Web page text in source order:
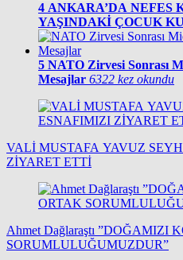
4 ANKARA’DA NEFES
YAŞINDAKİ ÇOCUK
5 NATO Zirvesi Sonrası
Mesajlar 6322 kez okundu
VALİ MUSTAFA YAVUZ
ZİYARET ETTİ
Ahmet Dağlaraştı ”DOĞAMIZI
SORUMLULUĞUMUZDUR”